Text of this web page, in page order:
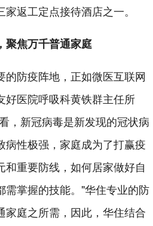
返工定点接待酒店之一。
聚焦万千普通家庭
的防疫阵地，正如微医互联网
好医院呼吸科黄铁群主任所
，新冠病毒是新发现的冠状病
病性极强，家庭成为了打赢疫
重要防线，如何居家做好自
需掌握的技能。"华住专业的防
家庭之所需，因此，华住结合